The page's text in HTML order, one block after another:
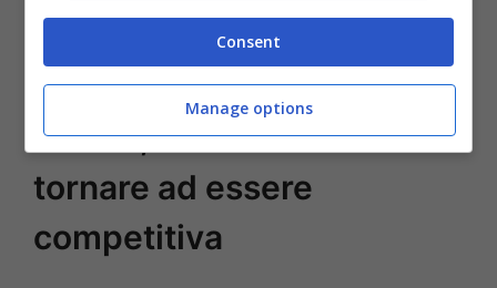
lottare per il vertice nelle prossime sei
gare.
Ferrari, la F1-75 vuole
tornare ad essere
competitiva
Consent
Manage options